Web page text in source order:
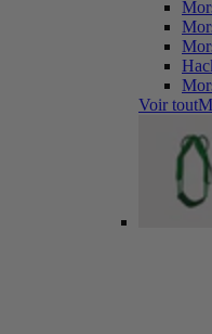
Voir